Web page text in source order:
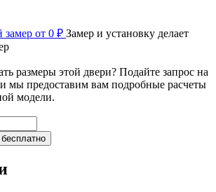
от 0 ₽ Замер и установку делает
размеры этой двери? Подайте запрос на
мы предоставим вам подробные расчеты
модели.